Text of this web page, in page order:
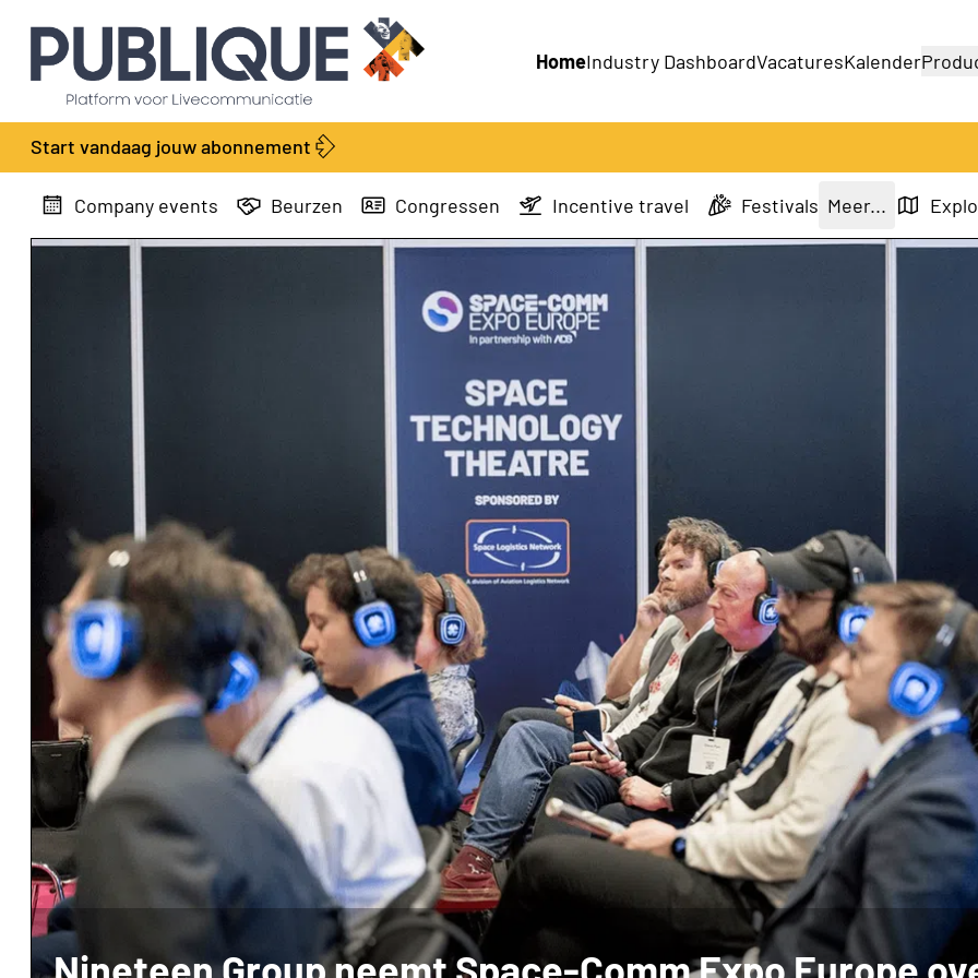
HomeIndustry DashboardVacaturesKalender
Start vandaag jouw abonnement
Company events Beurzen Congressen Incentive travel Festivals Meer...
Sportevenementen